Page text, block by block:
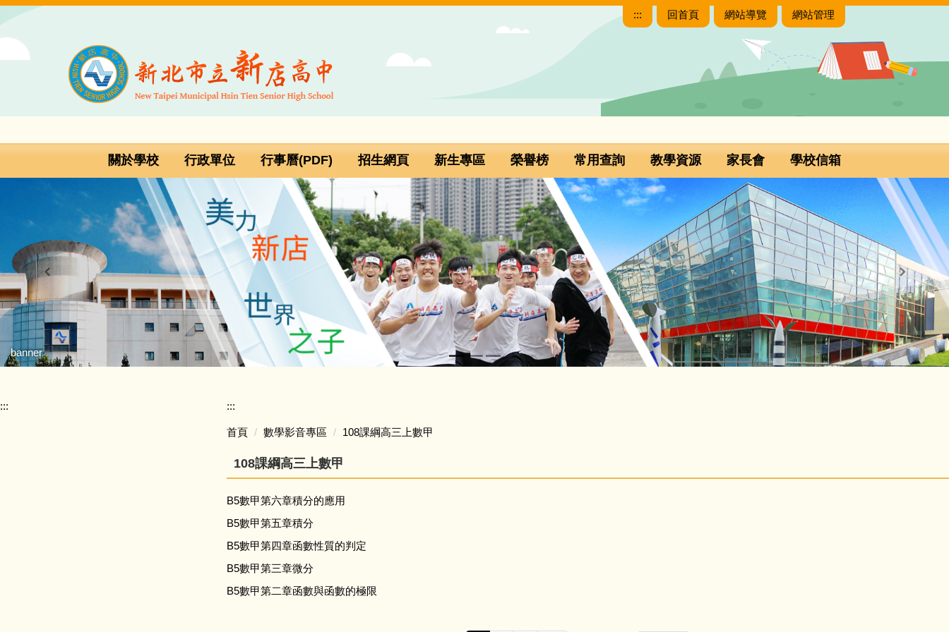
主
::: 回首頁 網站導覽 網站管理
關於學校 行政單位 行事曆(PDF) 招生網頁 新生專區 榮譽榜 常用查詢 教學資源 家長會 學校信箱
banner
::: :::
首頁 數學影音專區 108課綱高三上數甲
108課綱高三上數甲
B5數甲第六章積分的應用
B5數甲第五章積分
B5數甲第四章函數性質的判定
B5數甲第三章微分
B5數甲第二章函數與函數的極限